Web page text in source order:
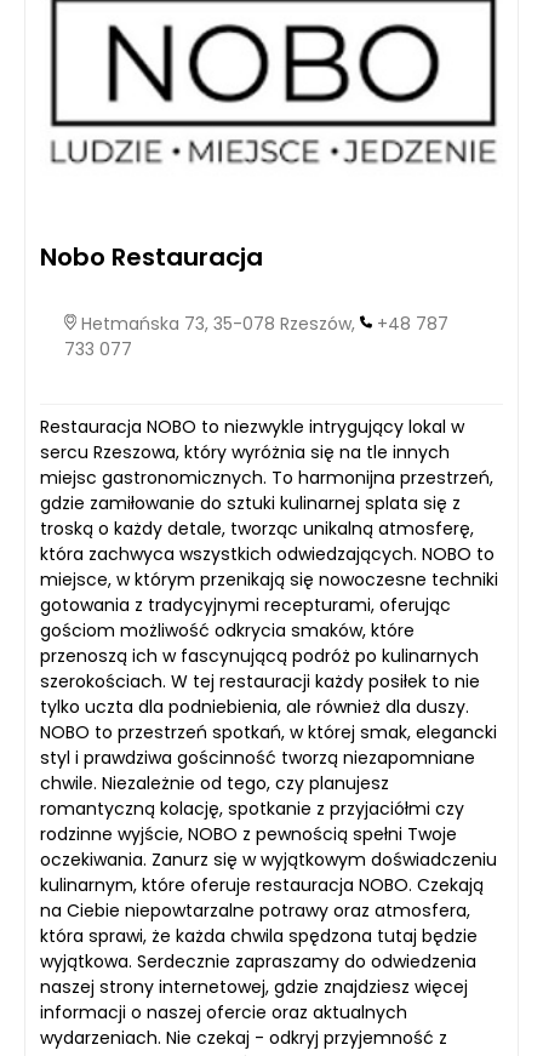
Nobo Restauracja
Hetmańska 73, 35-078 Rzeszów,
+48 787
733 077
Restauracja NOBO to niezwykle intrygujący lokal w
sercu Rzeszowa, który wyróżnia się na tle innych
miejsc gastronomicznych. To harmonijna przestrzeń,
gdzie zamiłowanie do sztuki kulinarnej splata się z
troską o każdy detale, tworząc unikalną atmosferę,
która zachwyca wszystkich odwiedzających. NOBO to
miejsce, w którym przenikają się nowoczesne techniki
gotowania z tradycyjnymi recepturami, oferując
gościom możliwość odkrycia smaków, które
przenoszą ich w fascynującą podróż po kulinarnych
szerokościach. W tej restauracji każdy posiłek to nie
tylko uczta dla podniebienia, ale również dla duszy.
NOBO to przestrzeń spotkań, w której smak, elegancki
styl i prawdziwa gościnność tworzą niezapomniane
chwile. Niezależnie od tego, czy planujesz
romantyczną kolację, spotkanie z przyjaciółmi czy
rodzinne wyjście, NOBO z pewnością spełni Twoje
oczekiwania. Zanurz się w wyjątkowym doświadczeniu
kulinarnym, które oferuje restauracja NOBO. Czekają
na Ciebie niepowtarzalne potrawy oraz atmosfera,
która sprawi, że każda chwila spędzona tutaj będzie
wyjątkowa. Serdecznie zapraszamy do odwiedzenia
naszej strony internetowej, gdzie znajdziesz więcej
informacji o naszej ofercie oraz aktualnych
wydarzeniach. Nie czekaj - odkryj przyjemność z